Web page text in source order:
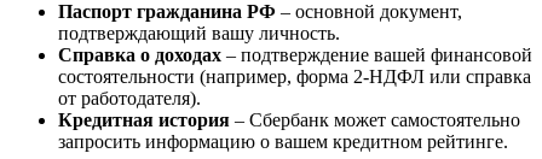
Паспорт гражданина РФ – основной документ,
подтверждающий вашу личность.
Справка о доходах – подтверждение вашей финансовой
состоятельности (например, форма 2-НДФЛ или справка
от работодателя).
Кредитная история – Сбербанк может самостоятельно
запросить информацию о вашем кредитном рейтинге.